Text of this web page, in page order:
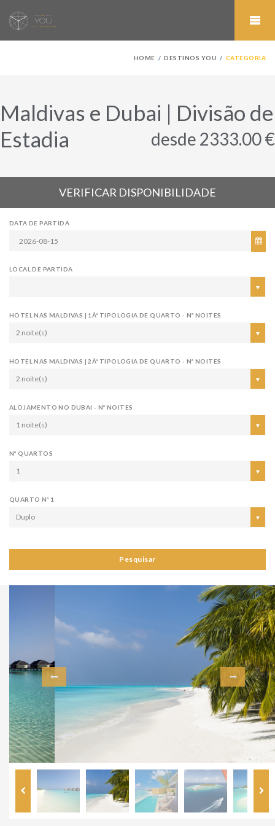
HOME DESTINOS YOU CATEGORIA
Maldivas e Dubai | Divisão de
Estadia
desde 2333.00 €
VERIFICAR DISPONIBILIDADE
DATA DE PARTIDA
LOCAL DE PARTIDA
HOTEL NAS MALDIVAS | 1Âª TIPOLOGIA DE QUARTO - Nº NOITES
2 noite(s)
HOTEL NAS MALDIVAS | 2Âª TIPOLOGIA DE QUARTO - Nº NOITES
2 noite(s)
ALOJAMENTO NO DUBAI - Nº NOITES
1 noite(s)
Nº QUARTOS
1
QUARTO Nº 1
Duplo
Pesquisar